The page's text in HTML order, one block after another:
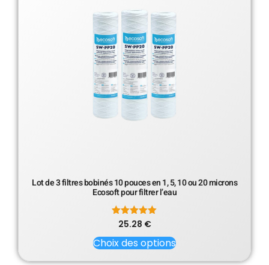
Lot de 3 filtres bobinés 10 pouces en 1, 5, 10 ou 20 microns
Ecosoft pour filtrer l’eau
Note
sur 5
25.28 €
Choix des options